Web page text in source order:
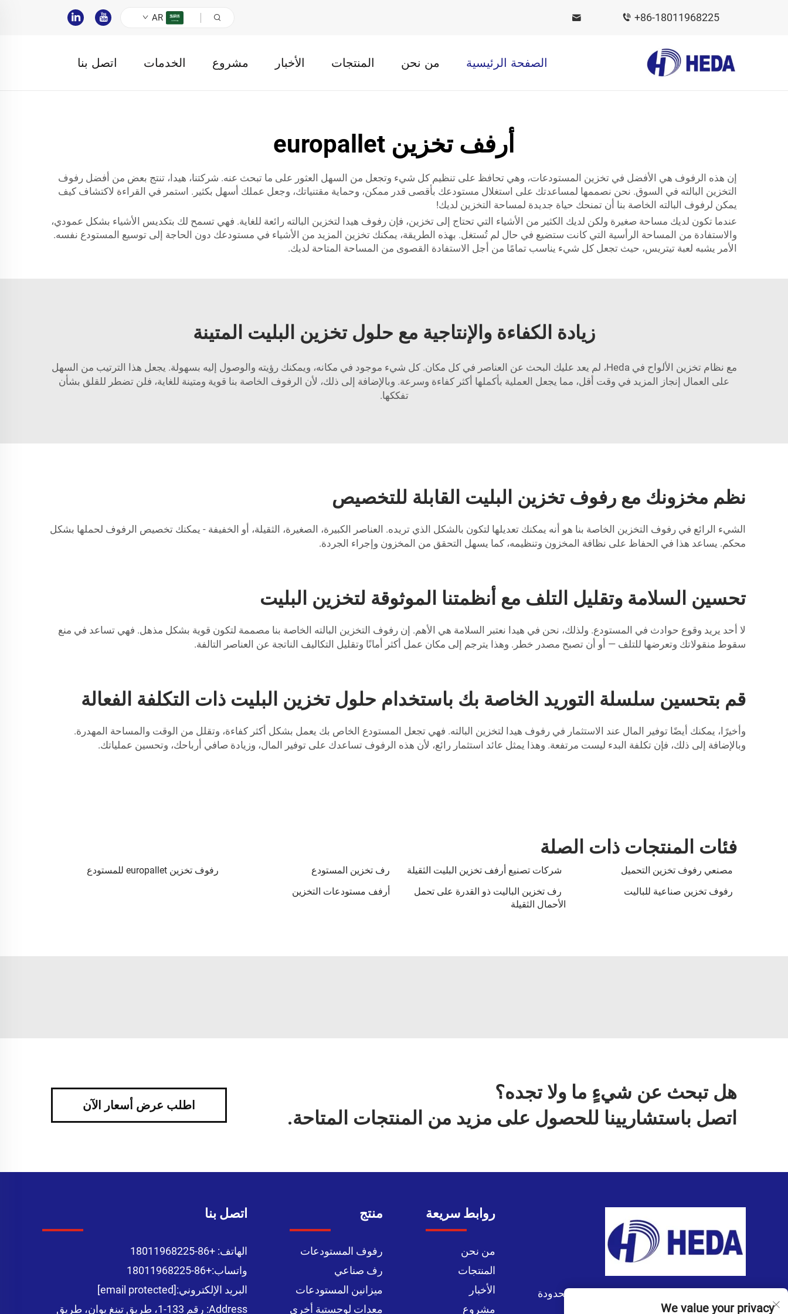
+86-18011968225
AR
الصفحة الرئيسية من نحن المنتجات الأخبار مشروع الخدمات اتصل بنا
أرفف تخزين europallet
إن هذه الرفوف هي الأفضل في تخزين المستودعات، وهي تحافظ على تنظيم كل شيء وتجعل من السهل العثور على ما تبحث عنه. شركتنا، هيدا، تنتج بعض من أفضل رفوف
التخزين البالته في السوق. نحن نصممها لمساعدتك على استغلال مستودعك بأقصى قدر ممكن، وحماية مقتنياتك، وجعل عملك أسهل بكثير. استمر في القراءة لاكتشاف كيف
يمكن لرفوف البالته الخاصة بنا أن تمنحك حياة جديدة لمساحة التخزين لديك!
عندما تكون لديك مساحة صغيرة ولكن لديك الكثير من الأشياء التي تحتاج إلى تخزين، فإن رفوف هيدا لتخزين البالته رائعة للغاية. فهي تسمح لك بتكديس الأشياء بشكل عمودي،
والاستفادة من المساحة الرأسية التي كانت ستضيع في حال لم تُستغل. بهذه الطريقة، يمكنك تخزين المزيد من الأشياء في مستودعك دون الحاجة إلى توسيع المستودع نفسه.
الأمر يشبه لعبة تيتريس، حيث تجعل كل شيء يناسب تمامًا من أجل الاستفادة القصوى من المساحة المتاحة لديك.
زيادة الكفاءة والإنتاجية مع حلول تخزين البليت المتينة
مع نظام تخزين الألواح في Heda، لم يعد عليك البحث عن العناصر في كل مكان. كل شيء موجود في مكانه، ويمكنك رؤيته والوصول إليه بسهولة. يجعل هذا الترتيب من السهل
على العمال إنجاز المزيد في وقت أقل، مما يجعل العملية بأكملها أكثر كفاءة وسرعة. وبالإضافة إلى ذلك، لأن الرفوف الخاصة بنا قوية ومتينة للغاية، فلن تضطر للقلق بشأن
تفككها.
نظم مخزونك مع رفوف تخزين البليت القابلة للتخصيص
الشيء الرائع في رفوف التخزين الخاصة بنا هو أنه يمكنك تعديلها لتكون بالشكل الذي تريده. العناصر الكبيرة، الصغيرة، الثقيلة، أو الخفيفة - يمكنك تخصيص الرفوف لحملها بشكل
محكم. يساعد هذا في الحفاظ على نظافة المخزون وتنظيمه، كما يسهل التحقق من المخزون وإجراء الجردة.
تحسين السلامة وتقليل التلف مع أنظمتنا الموثوقة لتخزين البليت
لا أحد يريد وقوع حوادث في المستودع. ولذلك، نحن في هيدا نعتبر السلامة هي الأهم. إن رفوف التخزين البالته الخاصة بنا مصممة لتكون قوية بشكل مذهل. فهي تساعد في منع
سقوط منقولاتك وتعرضها للتلف — أو أن تصبح مصدر خطر. وهذا يترجم إلى مكان عمل أكثر أمانًا وتقليل التكاليف الناتجة عن العناصر التالفة.
قم بتحسين سلسلة التوريد الخاصة بك باستخدام حلول تخزين البليت ذات التكلفة الفعالة
وأخيرًا، يمكنك أيضًا توفير المال عند الاستثمار في رفوف هيدا لتخزين البالته. فهي تجعل المستودع الخاص بك يعمل بشكل أكثر كفاءة، وتقلل من الوقت والمساحة المهدرة.
وبالإضافة إلى ذلك، فإن تكلفة البدء ليست مرتفعة. وهذا يمثل عائد استثمار رائع، لأن هذه الرفوف تساعدك على توفير المال، وزيادة صافي أرباحك، وتحسين عملياتك.
فئات المنتجات ذات الصلة
مصنعي رفوف تخزين التحميل شركات تصنيع أرفف تخزين البليت الثقيلة رف تخزين المستودع
رفوف تخزين europallet للمستودع
رفوف تخزين صناعية للباليت
رف تخزين الباليت ذو القدرة على تحمل
الأحمال الثقيلة
أرفف مستودعات التخزين
هل تبحث عن شيءٍ ما ولا تجده؟
اتصل باستشاريينا للحصول على مزيد من المنتجات المتاحة.
اطلب عرض أسعار الآن
شركة قوانغتشو هيدا للاستيراد والتصدير المحدودة
روابط سريعة
من نحن
المنتجات
الأخبار
مشروع
منتج
رفوف المستودعات
رف صناعي
ميزانين المستودعات
معدات لوجستية أخرى
اتصل بنا
الهاتف: +86-18011968225
واتساب:+86-18011968225
البريد الإلكتروني:[email protected]
Address: رقم 133-1، طريق تينغ يوان، طريق
We value your privacy